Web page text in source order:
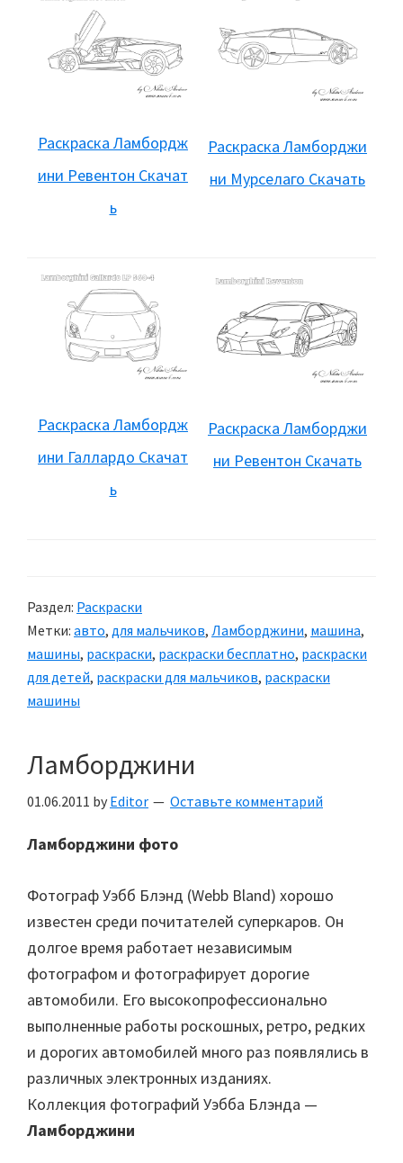
Раскраска Ламбордж
ини Ревентон Скачат
ь
Раскраска Ламборджи
ни Мурселаго Скачать
Раскраска Ламбордж
ини Галлардо Скачат
ь
Раскраска Ламборджи
ни Ревентон Скачать
Раздел: Раскраски
Метки: авто, для мальчиков, Ламборджини, машина,
машины, раскраски, раскраски бесплатно, раскраски
для детей, раскраски для мальчиков, раскраски
машины
Ламборджини
01.06.2011 by Editor Оставьте комментарий
Ламборджини фото
Фотограф Уэбб Блэнд (Webb Bland) хорошо
известен среди почитателей суперкаров. Он
долгое время работает независимым
фотографом и фотографирует дорогие
автомобили. Его высокопрофессионально
выполненные работы роскошных, ретро, редких
и дорогих автомобилей много раз появлялись в
различных электронных изданиях.
Коллекция фотографий Уэбба Блэнда —
Ламборджини